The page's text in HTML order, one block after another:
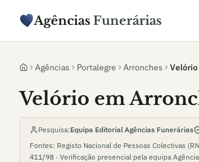
Agências Funerárias
Agências Portalegre Arronches Velório
Velório em
Pesquisa:Equipa Editorial Agências Funerárias
Fontes: Registo Nacional de Pessoas Colectivas
411/98 · Verificação presencial pela equipa